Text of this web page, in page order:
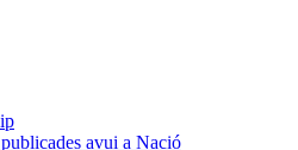
avui a Nació